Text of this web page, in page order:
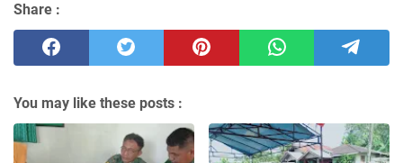
Share :
You may like these posts :